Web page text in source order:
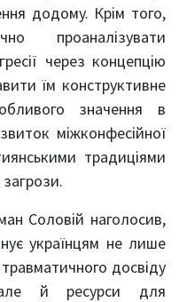
додому. Крім того,
проаналізувати
через концепцію
їм конструктивне
значення в
міжконфесійної
традиціями
Соловій наголосив,
українцям не лише
досвіду
й ресурси для